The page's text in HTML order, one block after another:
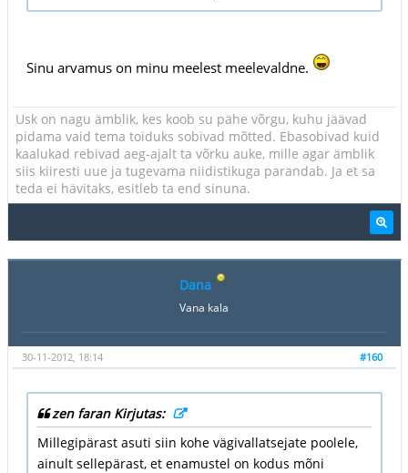
Sinu arvamus on minu meelest meelevaldne.
Usk on nagu ämblik, kes koob su pähe võrgu, kuhu jäävad
pidama vaid tema toiduks sobivad mõtted. Ebasobivad kuid
kaalukad rebivad aeg-ajalt ta võrku auke, mille agar ämblik
siis kiiresti uue ja tugevama niidistikuga parandab. Ja et sa
teda ei hävitaks, esitleb ta end sinuna.
Dana
Vana kala
#160
30-11-2012, 18:14
zen faran Kirjutas:
Millegipärast asuti siin kohe vägivallatsejate poolele,
ainult sellepärast, et enamustel on kodus mõni